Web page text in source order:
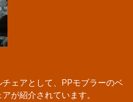
ェアとして、PPモブラーのベ
が紹介されています。